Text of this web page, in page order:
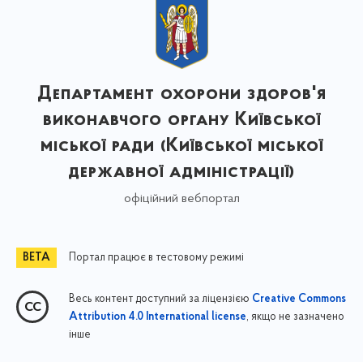
Департамент охорони здоров'я
виконавчого органу Київської
міської ради (Київської міської
державної адміністрації)
офіційний вебпортал
Портал працює в тестовому режимі
Весь контент доступний за ліцензією Creative Commons
Attribution 4.0 International license, якщо не зазначено
інше